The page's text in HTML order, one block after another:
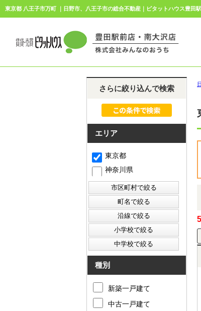
東京都 八王子市万町 ｜日野市、八王子市の総合不動産｜ピタットハウス豊田
5
さらに絞り込んで検索
エリア
東京都
神奈川県
種別
新築一戸建て
中古一戸建て